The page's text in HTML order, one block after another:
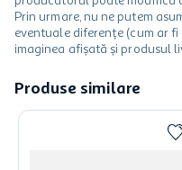
Prin urmare, nu ne putem
eventuale diferențe (cum ar
imaginea afișată și produsul
Produse similare